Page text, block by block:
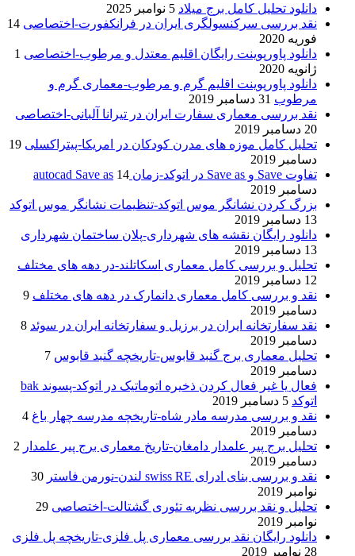
دانلود تحلیل کامل برج میلاد 5 نوامبر 2025
نقد بررسی سرکنسولگری ایران در فرانکفورت-اختصاصی 14
فوریه 2020
دانلود پاورپوینت رایگان اقلیم معتدل و مرطوب-اختصاصی 1
ژانویه 2020
دانلود پاورپوینت اقلیم گرم و مرطوب-معماری گرم و
مرطوب 31 دسامبر 2019
نقد بررسی معماری سفارت ایران در تیرانا آلبانی-اختصاصی
20 دسامبر 2019
تحلیل کامل موزه های مدرن کودکان در امریکا-پیتراکسلی 19
دسامبر 2019
تفاوت Save و Save as در اتوکد-زمان autocad Save as
14
دسامبر 2019
بزرگ کردن نشانگر موس اتوکد-تنظیمات نشانگر موس اتوکد
13 دسامبر 2019
دانلود رایگان نقشه های شهرداری-پلان ساختمان شهرداری
13 دسامبر 2019
تحلیل و بررسی کامل معماری اسکاتلند-در دهه های مختلف
12 دسامبر 2019
نقد و بررسی کامل معماری دانمارک در دهه های مختلف 9
دسامبر 2019
نقد سفارتخانه ایران در برزیل و سفارتخانه ایران در سوئد 8
دسامبر 2019
تحلیل معماری برج گنبد قابوس-تاریخچه گنبد قابوس 7
دسامبر 2019
فعال یا غیر فعال کردن ذخیره اتوماتیک در اتوکد-پسوند bak
اتوکد 5 دسامبر 2019
نقد و بررسی مدرسه مادر شاه-تاریخچه مدرسه چهار باغ 4
دسامبر 2019
تحلیل برج پیر علمدار دامغان-تاریخ معماری برج پیر علمدار 2
دسامبر 2019
نقد و بررسی بنای ادرای swiss RE لندن-نورمن فاستر
30
نوامبر 2019
تحلیل و نقد بررسی نظریه تئوری گشتالت-اختصاصی 29
نوامبر 2019
دانلود رایگان نقد بررسی معماری پل فلزی-تاریخچه پل فلزی
28 نوامبر 2019